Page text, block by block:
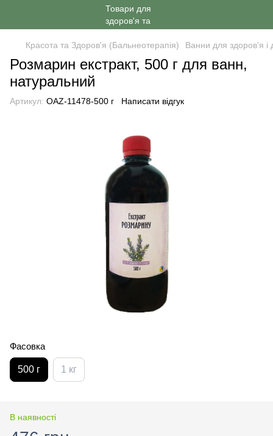
Красота та Здоров'я (Бальнеотерапія) Ванни для здоров'я і
Розмарин екстракт, 500 г для ванн,
натуральний
Артикул: OAZ-11478-500 г Написати відгук
Фасовка
500 г 1 кг
В наявності